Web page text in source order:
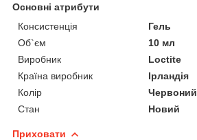
Основні атрибути
Консистенція
Гель
Об`єм
10 мл
Виробник
Loctite
Країна виробник
Ірландія
Колір
Червоний
Стан
Новий
Приховати